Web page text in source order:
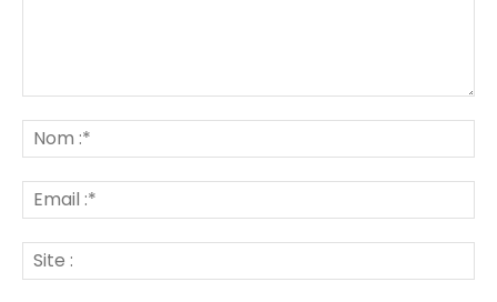
:*
:*
: